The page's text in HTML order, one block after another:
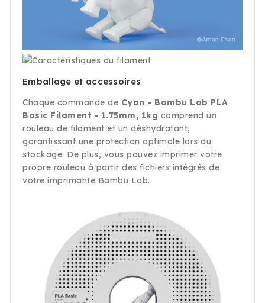
Emballage et accessoires
Chaque commande de Cyan - Bambu Lab PLA
Basic Filament - 1.75mm, 1kg comprend un
rouleau de filament et un déshydratant,
garantissant une protection optimale lors du
stockage. De plus, vous pouvez imprimer votre
propre rouleau à partir des fichiers intégrés de
votre imprimante Bambu Lab.